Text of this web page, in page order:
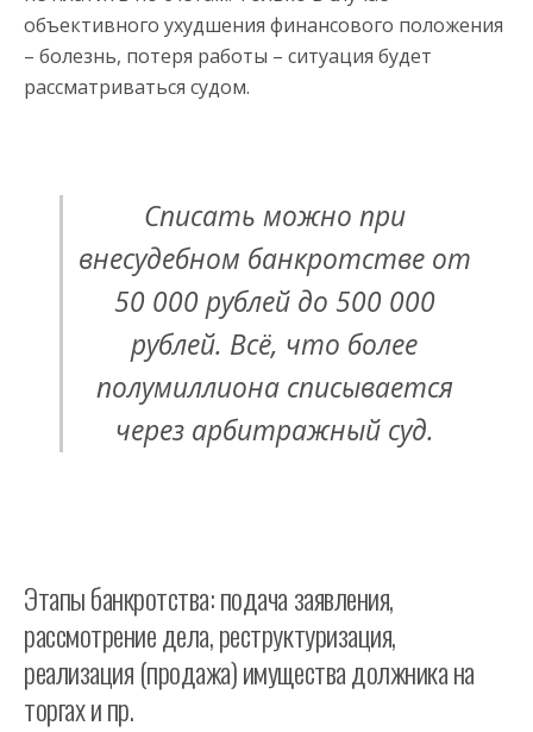
объективного ухудшения финансового положения
– болезнь, потеря работы – ситуация будет
рассматриваться судом.
Списать можно при
внесудебном банкротстве от
50 000 рублей до 500 000
рублей. Всё, что более
полумиллиона списывается
через арбитражный суд.
Этапы банкротства: подача заявления,
рассмотрение дела, реструктуризация,
реализация (продажа) имущества должника на
торгах и пр.